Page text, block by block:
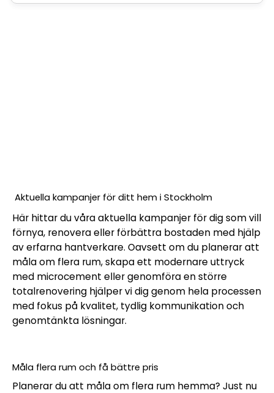
Aktuella kampanjer för ditt hem i Stockholm
Här hittar du våra aktuella kampanjer för dig som vill
förnya, renovera eller förbättra bostaden med hjälp
av erfarna hantverkare. Oavsett om du planerar att
måla om flera rum, skapa ett modernare uttryck
med microcement eller genomföra en större
totalrenovering hjälper vi dig genom hela processen
med fokus på kvalitet, tydlig kommunikation och
genomtänkta lösningar.
Måla flera rum och få bättre pris
Planerar du att måla om flera rum hemma? Just nu